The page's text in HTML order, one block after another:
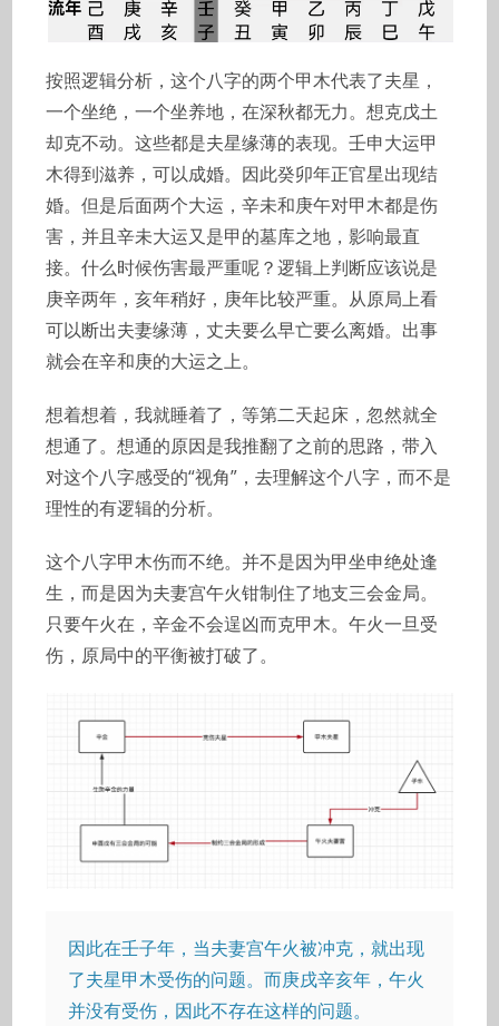
按照逻辑分析，这个八字的两个甲木代表了夫星，
一个坐绝，一个坐养地，在深秋都无力。想克戊土
却克不动。这些都是夫星缘薄的表现。壬申大运甲
木得到滋养，可以成婚。因此癸卯年正官星出现结
婚。但是后面两个大运，辛未和庚午对甲木都是伤
害，并且辛未大运又是甲的墓库之地，影响最直
接。什么时候伤害最严重呢？逻辑上判断应该说是
庚辛两年，亥年稍好，庚年比较严重。从原局上看
可以断出夫妻缘薄，丈夫要么早亡要么离婚。出事
就会在辛和庚的大运之上。
想着想着，我就睡着了，等第二天起床，忽然就全
想通了。想通的原因是我推翻了之前的思路，带入
对这个八字感受的“视角”，去理解这个八字，而不是
理性的有逻辑的分析。
这个八字甲木伤而不绝。并不是因为甲坐申绝处逢
生，而是因为夫妻宫午火钳制住了地支三会金局。
只要午火在，辛金不会逞凶而克甲木。午火一旦受
伤，原局中的平衡被打破了。
因此在壬子年，当夫妻宫午火被冲克，就出现
了夫星甲木受伤的问题。而庚戌辛亥年，午火
并没有受伤，因此不存在这样的问题。